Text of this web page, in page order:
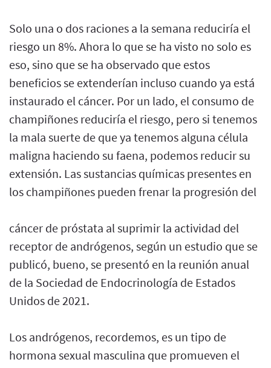
Solo una o dos raciones a la semana reduciría el
riesgo un 8%. Ahora lo que se ha visto no solo es
eso, sino que se ha observado que estos
beneficios se extenderían incluso cuando ya está
instaurado el cáncer. Por un lado, el consumo de
champiñones reduciría el riesgo, pero si tenemos
la mala suerte de que ya tenemos alguna célula
maligna haciendo su faena, podemos reducir su
extensión. Las sustancias químicas presentes en
los champiñones pueden frenar la progresión del
cáncer de próstata al suprimir la actividad del
receptor de andrógenos, según un estudio que se
publicó, bueno, se presentó en la reunión anual
de la Sociedad de Endocrinología de Estados
Unidos de 2021.
Los andrógenos, recordemos, es un tipo de
hormona sexual masculina que promueven el